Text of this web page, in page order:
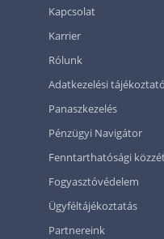
Kapcsolat
Karrier
Rólunk
Adatkezelési tájékoztató
Panaszkezelés
Pénzügyi Navigátor
Fenntarthatósági
Fogyasztóvédelem
Ügyféltájékoztatás
Partnereink